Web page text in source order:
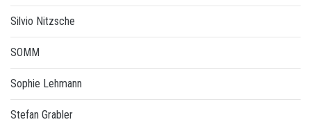
Silvio Nitzsche
SOMM
Sophie Lehmann
Stefan Grabler